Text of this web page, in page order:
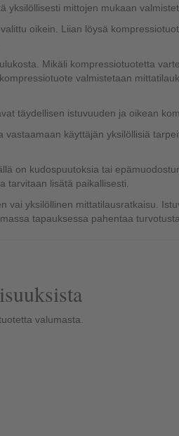
yksilöllisesti mittojen mukaan
oikein. Liian löysä
Mikäli kompressiotuotetta
valmistetaan
täydellisen istuvuuden ja oikean
käyttäjän yksilöllisiä
on kudospuutoksia tai
tarvitaan lisätä paikallisesti.
yksilöllinen mittatilausratkaisu.
tapauksessa pahentaa turvotusta.
valumasta.